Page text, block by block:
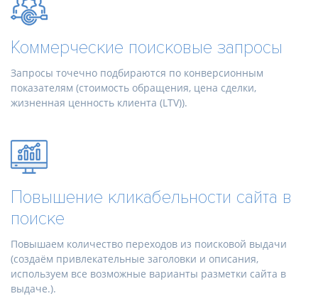
Коммерческие поисковые запросы
Запросы точечно подбираются по конверсионным
показателям (стоимость обращения, цена сделки,
жизненная ценность клиента (LTV)).
Повышение кликабельности сайта в
поиске
Повышаем количество переходов из поисковой выдачи
(создаём привлекательные заголовки и описания,
используем все возможные варианты разметки сайта в
выдаче.).